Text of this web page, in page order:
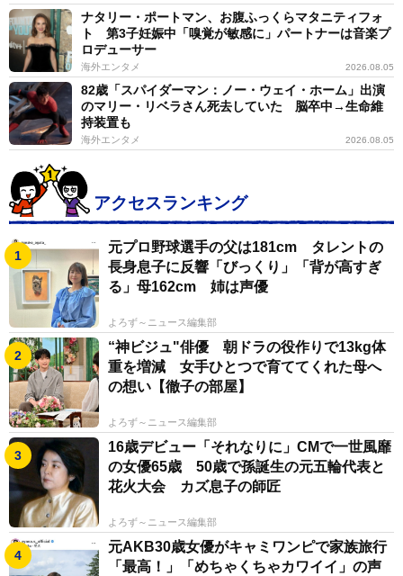
ナタリー・ポートマン、お腹ふっくらマタニティフォ
ト 第3子妊娠中「嗅覚が敏感に」パートナーは音楽プ
ロデューサー
海外エンタメ 2026.08.05
82歳「スパイダーマン：ノー・ウェイ・ホーム」出演
のマリー・リベラさん死去していた 脳卒中→生命維
持装置も
海外エンタメ 2026.08.05
アクセスランキング
元プロ野球選手の父は181cm タレントの
長身息子に反響「びっくり」「背が高すぎ
る」母162cm 姉は声優
よろず～ニュース編集部
“神ビジュ"俳優 朝ドラの役作りで13kg体
重を増減 女手ひとつで育ててくれた母へ
の想い【徹子の部屋】
よろず～ニュース編集部
16歳デビュー「それなりに」CMで一世風靡
の女優65歳 50歳で孫誕生の元五輪代表と
花火大会 カズ息子の師匠
よろず～ニュース編集部
元AKB30歳女優がキャミワンピで家族旅行
「最高！」「めちゃくちゃカワイイ」の声